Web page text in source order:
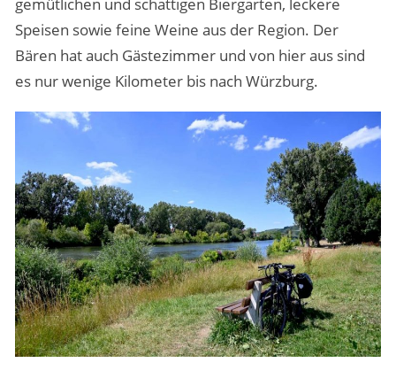
gemütlichen und schattigen Biergarten, leckere
Speisen sowie feine Weine aus der Region. Der
Bären hat auch Gästezimmer und von hier aus sind
es nur wenige Kilometer bis nach Würzburg.